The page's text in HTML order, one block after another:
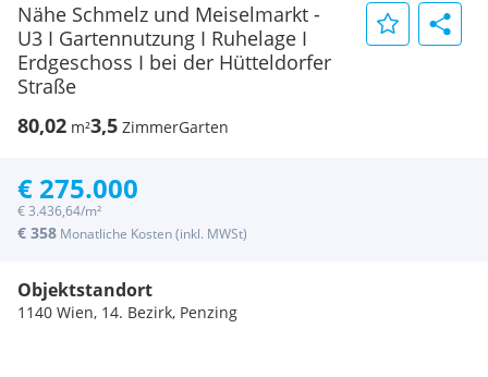
Nähe Schmelz und Meiselmarkt -
U3 I Gartennutzung I Ruhelage I
Erdgeschoss I bei der Hütteldorfer
Straße
80,02 m²3,5 ZimmerGarten
€ 275.000
€ 3.436,64/m²
€ 358 Monatliche Kosten (inkl. MWSt)
Objektstandort
1140 Wien, 14. Bezirk, Penzing